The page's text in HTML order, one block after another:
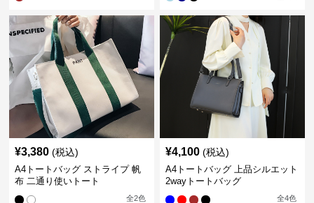
¥3,380 (税込)
A4トートバッグ ストライプ 帆
布 二通り使いトート
全2色
¥4,100 (税込)
A4トートバッグ 上品シルエット
2wayトートバッグ
全4色